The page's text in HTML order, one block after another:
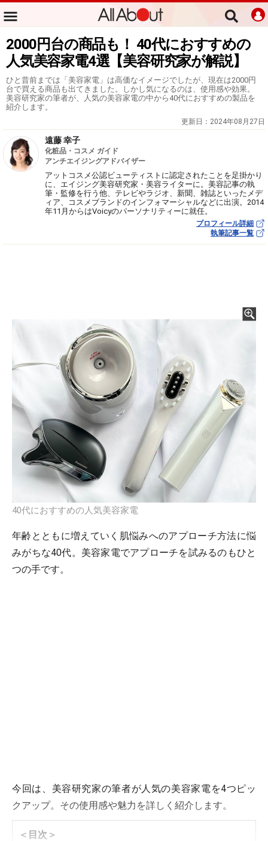
2000円台の商品も！ 40代におすすめの
人気美容家電4選【美容研究家が解説】
ひと昔前までは「美容家電」は高価なイメージでしたが、現在は2000円
台で買える商品も出てきました。しかし気になるのは、使用感や効果。
美容研究家の筆者が、人気の美容家電の中から40代におすすめの製品を
紹介します。
更新日： 2024年08月27日
遠藤 幸子
化粧品・コスメ ガイド
アンチエイジングアドバイザー
アットコスメ公認ビューティストに認定されたことを足掛かり
に、エイジング美容研究家・美容ライターに。美容記事の執
筆・監修を行う他、テレビやラジオ、新聞、雑誌といったメデ
ィア、コスメブランドのインフォマーシャルなどに出演。2014
年11月からはVoicyのパーソナリティーに就任。
プロフィール詳細
執筆記事一覧
40代におすすめの人気美容家電
年齢とともに増えていく肌悩みへのアプローチ方法に悩
みがちな40代。美容家電でアプローチを試みるのもひと
つの手です。
今回は、美容研究家の筆者が人気の美容家電を4つピッ
クアップ。その使用感や魅力を詳しく紹介します。
＜目次＞